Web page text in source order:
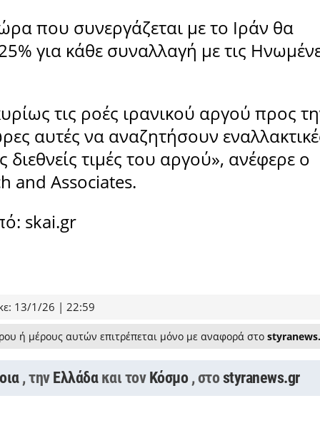
που συνεργάζεται με το Ιράν θα
για κάθε συναλλαγή με τις
τις ροές ιρανικού αργού προς
αυτές να αναζητήσουν
τιμές του αργού», ανέφερε ο
and Associates.
skai.gr
13/1/26 | 22:59
ή μέρους αυτών επιτρέπεται μόνο με αναφορά στο
, την Ελλάδα και τον Κόσμο , στο styranews.gr